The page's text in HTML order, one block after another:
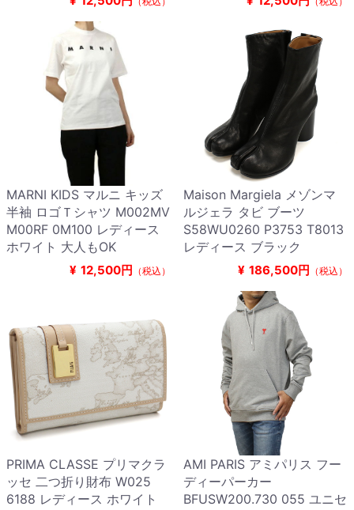
MARNI KIDS マルニ キッズ
半袖 ロゴＴシャツ M002MV
M00RF 0M100 レディース
ホワイト 大人もOK
¥ 12,500円 （税込）
Maison Margiela メゾンマ
ルジェラ タビ ブーツ
S58WU0260 P3753 T8013
レディース ブラック
¥ 186,500円 （税込）
PRIMA CLASSE プリマクラ
ッセ 二つ折り財布 W025
6188 レディース ホワイト
AMI PARIS アミパリス フー
ディーパーカー
BFUSW200.730 055 ユニセ